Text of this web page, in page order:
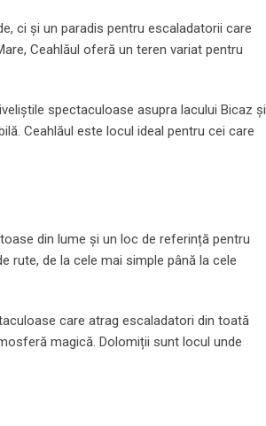
ci și un paradis pentru escaladatorii care
Ceahlăul oferă un teren variat pentru
spectaculoase asupra lacului Bicaz și
Ceahlăul este locul ideal pentru cei care
din lume și un loc de referință pentru
rute, de la cele mai simple până la cele
care atrag escaladatori din toată
magică. Dolomiții sunt locul unde